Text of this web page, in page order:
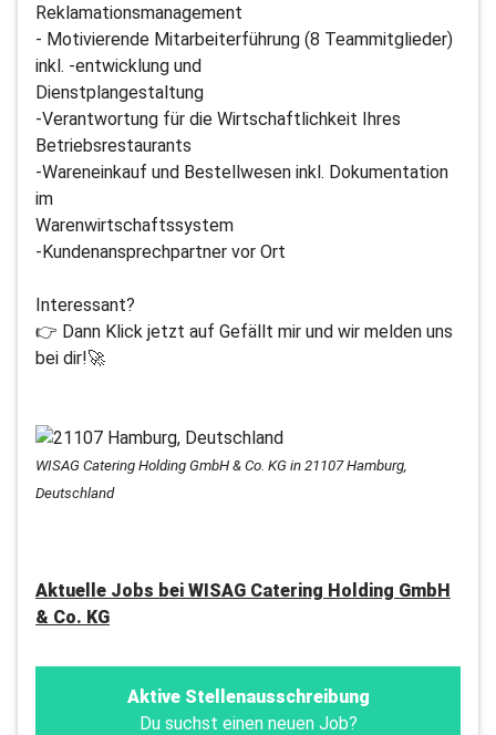
Reklamationsmanagement
- Motivierende Mitarbeiterführung (8 Teammitglieder)
inkl. -entwicklung und
Dienstplangestaltung
-Verantwortung für die Wirtschaftlichkeit Ihres
Betriebsrestaurants
-Wareneinkauf und Bestellwesen inkl. Dokumentation
im
Warenwirtschaftssystem
-Kundenansprechpartner vor Ort
Interessant?
👉 Dann Klick jetzt auf Gefällt mir und wir melden uns
bei dir!🚀
WISAG Catering Holding GmbH & Co. KG in 21107 Hamburg,
Deutschland
Aktuelle Jobs bei WISAG Catering Holding GmbH
& Co. KG
Aktive Stellenausschreibung
Du suchst einen neuen Job?